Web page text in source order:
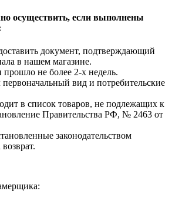
осуществить, если выполнены
документ, подтверждающий
в нашем магазине.
не более 2-х недель.
вид и потребительские
в список товаров, не подлежащих к
Правительства РФ, № 2463 от
законодательством